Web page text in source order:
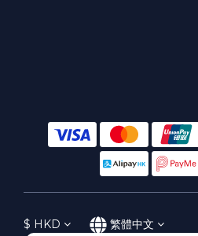
$ HKD 繁體中文